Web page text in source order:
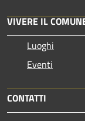
VIVERE IL
Luoghi
Eventi
CONTATTI